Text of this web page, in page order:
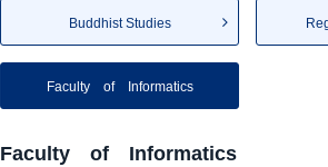
Buddhist Studies
Faculty of Informatics
Faculty of Informatics